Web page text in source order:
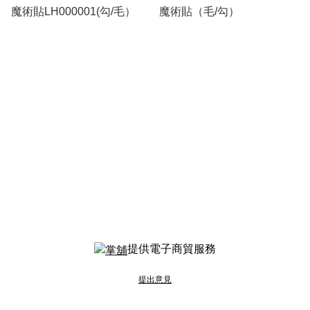
魔術貼LH000001(勾/毛） 魔術貼（毛/勾）
提供電子商貿服務
提出意見